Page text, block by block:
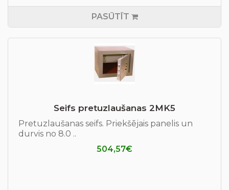
PASŪTĪT
Seifs pretuzlaušanas 2MK5
Pretuzlaušanas seifs. Priekšējais panelis un
durvis no 8.0 ..
504,57€